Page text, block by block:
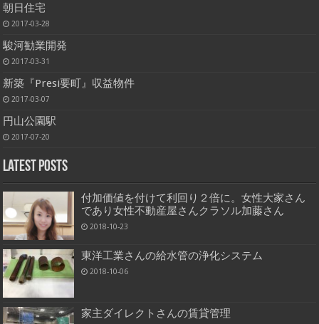
朝日住宅
2017-03-28
駿河勧業開発
2017-03-31
新築『Presi要町』収益物件
2017-03-07
円山公園駅
2017-07-20
Latest Posts
付加価値を付けて利回り２倍に。女性大家さん
であり女性不動産屋さんクラソル加藤さん
2018-10-23
東洋工業さんの給水管の浄化システム
2018-10-06
家主ダイレクトさんの賃貸管理